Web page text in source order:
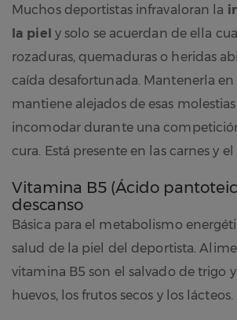
Muchos deportistas infravaloran la
la piel y solo se acuerdan de ella
rozaduras, quemaduras o heridas
caída desafortunada. Mantenerla
mantiene alejados de esas
incomodar durante una
cura. Está presente en las carnes y el
Vitamina B5 (Ácido
descanso
Básica para el metabolismo
salud de la piel del deportista.
vitamina B5 son el salvado de trigo
huevos, los frutos secos y los lácteos.